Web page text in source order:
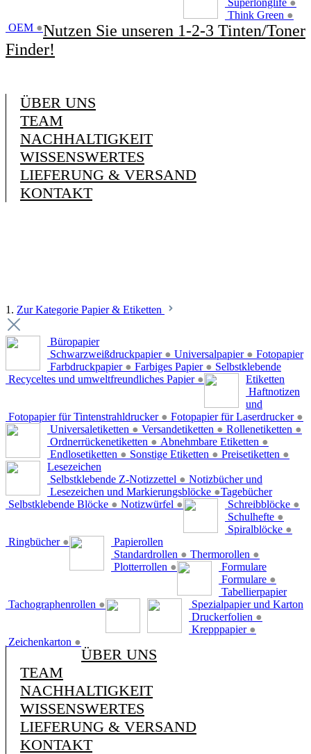
Superlonglife ●
Think Green ●
OEM ●Nutzen Sie unseren 1-2-3 Tinten/Toner
Finder!
ÜBER UNS
TEAM
NACHHALTIGKEIT
WISSENSWERTES
LIEFERUNG & VERSAND
KONTAKT
1. Zur Kategorie Papier & Etiketten
Büropapier
Schwarzweißdruckpapier ● Universalpapier ●
Farbdruckpapier ● Farbiges Papier ●
Recyceltes und umweltfreundliches Papier ●
Fotopapier
Fotopapier für Tintenstrahldrucker ● Fotopapier für Laserdrucker ●
Selbstklebende
Etiketten
Universaletiketten ● Versandetiketten ● Rollenetiketten ●
Ordnerrückenetiketten ● Abnehmbare Etiketten ●
Endlosetiketten ● Sonstige Etiketten ● Preisetiketten ●
Haftnotizen
und
Lesezeichen
Selbstklebende Z-Notizzettel ●
Lesezeichen und Markierungsblöcke ●
Selbstklebende Blöcke ● Notizwürfel ●
Notizbücher und
Tagebücher
Schreibblöcke ●
Schulhefte ●
Spiralblöcke ●
Ringbücher ●
Papierollen
Standardrollen ● Thermorollen ●
Plotterrollen ●
Formulare
Formulare ●
Tachographenrollen ●
Tabellierpapier
Spezialpapier und Karton
Druckerfolien ●
Krepppapier ●
Zeichenkarton ●
ÜBER UNS
TEAM
NACHHALTIGKEIT
WISSENSWERTES
LIEFERUNG & VERSAND
KONTAKT